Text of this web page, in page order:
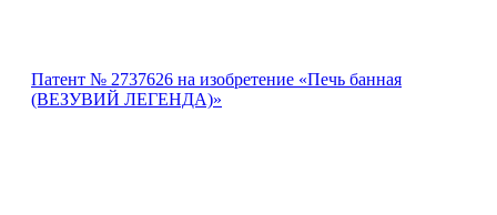
Патент № 2737626 на изобретение «Печь банная
(ВЕЗУВИЙ ЛЕГЕНДА)»